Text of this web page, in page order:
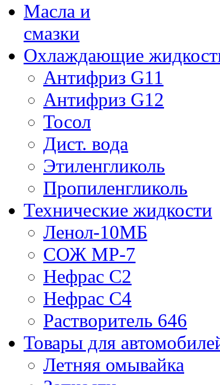
Масла и
смазки
Охлаждающие
Антифриз G11
Антифриз G12
Тосол
Дист. вода
Этиленгликоль
Пропиленгликоль
Технические жидкости
Ленол-10МБ
СОЖ МР-7
Нефрас С2
Нефрас С4
Растворитель 646
Товары для
Летняя омывайка